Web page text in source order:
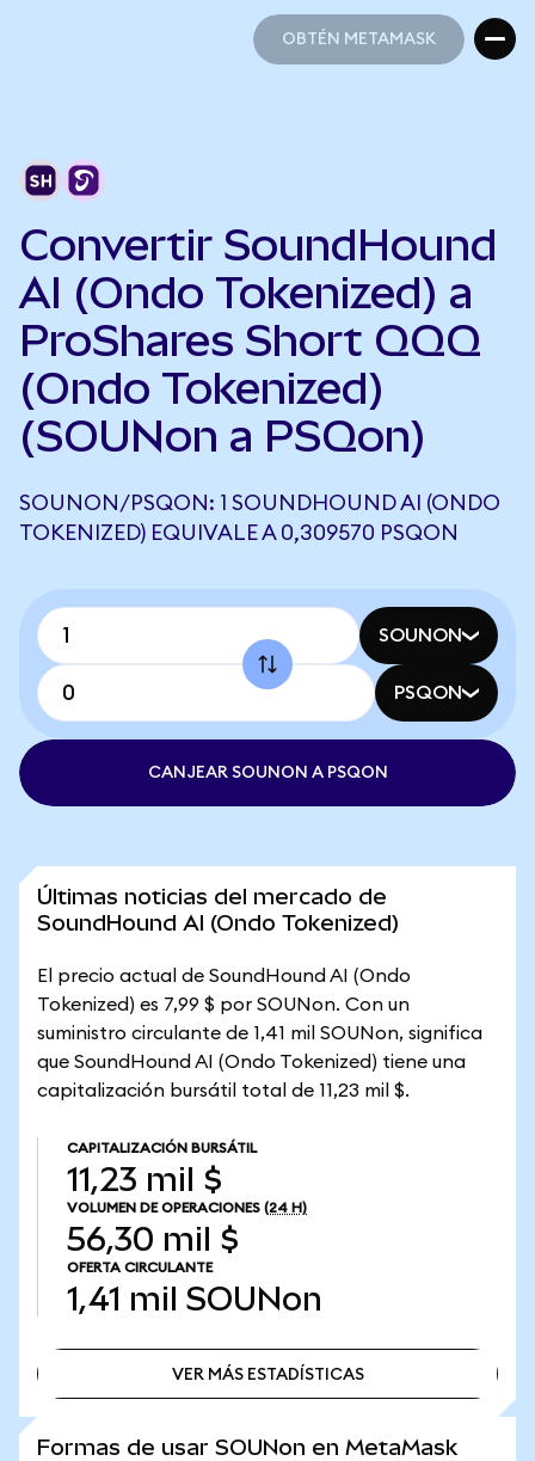
OBTÉN METAMASK
Convertir SoundHound
AI (Ondo Tokenized) a
ProShares Short QQQ
(Ondo Tokenized)
(SOUNon a PSQon)
SOUNON/PSQON: 1 SOUNDHOUND AI (ONDO
TOKENIZED) EQUIVALE A 0,309570 PSQON
SOUNON
PSQON
CANJEAR SOUNON A PSQON
Últimas noticias del mercado de
SoundHound AI (Ondo Tokenized)
El precio actual de SoundHound AI (Ondo
Tokenized) es 7,99 $ por SOUNon. Con un
suministro circulante de 1,41 mil SOUNon, significa
que SoundHound AI (Ondo Tokenized) tiene una
capitalización bursátil total de 11,23 mil $.
CAPITALIZACIÓN BURSÁTIL
11,23 mil $
VOLUMEN DE OPERACIONES (24 H)
56,30 mil $
OFERTA CIRCULANTE
1,41 mil SOUNon
VER MÁS ESTADÍSTICAS
Formas de usar SOUNon en MetaMask